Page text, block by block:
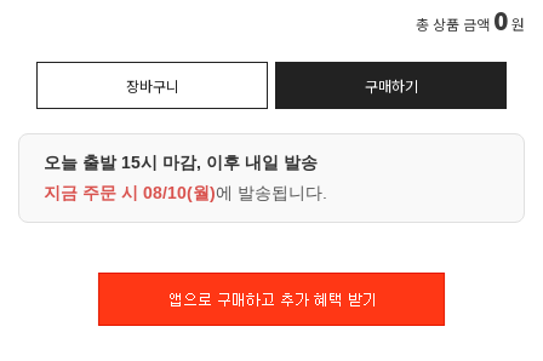
총 상품 금액 0원
장바구니 구매하기
오늘 출발 15시 마감, 이후 내일 발송
지금 주문 시 08/10(월)에 발송됩니다.